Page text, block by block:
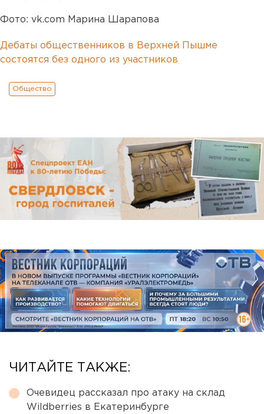
Фото: vk.com Марина Шарапова
Дебаты общественников в Верхней Пышме
состоятся без одного из участников
Общество
ЧИТАЙТЕ ТАКЖЕ:
Очевидец рассказал про атаку на склад
Wildberries в Екатеринбурге